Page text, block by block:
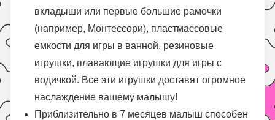
вкладыши или первые большие рамочки
(например, Монтессори), пластмассовые
емкости для игры в ванной, резиновые
игрушки, плавающие игрушки для игры с
водичкой. Все эти игрушки доставят огромное
наслаждение вашему малышу!
Приблизительно в 7 месяцев малыш способен